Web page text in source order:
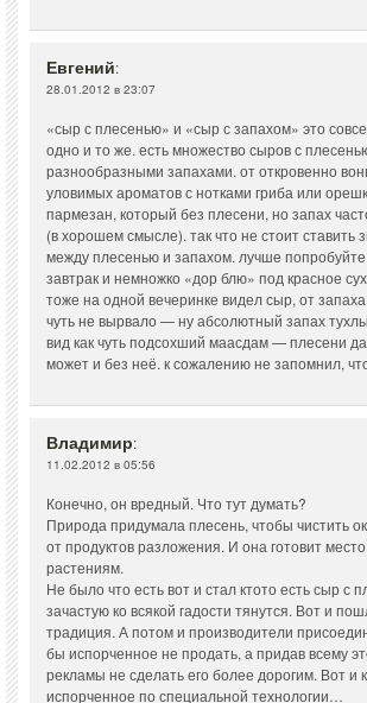
Евгений:
28.01.2012 в 23:07
«сыр с плесенью» и «сыр с запахом» это
одно и то же. есть множество сыров с
разнообразными запахами. от откровенно
уловимых ароматов с нотками гриба или
пармезан, который без плесени, но запах
(в хорошем смысле). так что не стоит ставить
между плесенью и запахом. лучше попробуйте
завтрак и немножко «дор блю» под красное
тоже на одной вечеринке видел сыр, от
чуть не вырвало — ну абсолютный запах
вид как чуть подсохший маасдам — плесени
может и без неё. к сожалению не запомнил,
Владимир:
11.02.2012 в 05:56
Конечно, он вредный. Что тут думать?
Природа придумала плесень, чтобы чистить
от продуктов разложения. И она готовит
растениям.
Не было что есть вот и стал ктото есть сыр с
зачастую ко всякой гадости тянутся. Вот и
традиция. А потом и производители
бы испорченное не продать, а придав всему
рекламы не сделать его более дорогим. Вот и
испорченное по специальной технологии…